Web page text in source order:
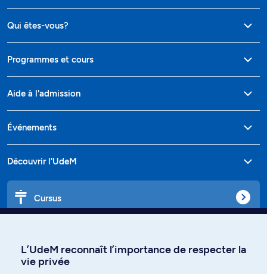
Qui êtes-vous?
Programmes et cours
Aide à l'admission
Événements
Découvrir l'UdeM
Cursus
L’UdeM reconnaît l’importance de respecter la
vie privée